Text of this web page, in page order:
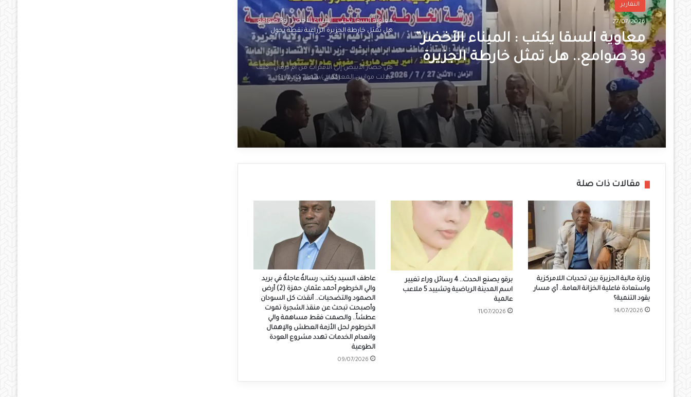
التقارير
27/07/2026
معاوية السقا يكتب : الميناء الأخضر”
و3 صوامع.. هل تمثل خارطة الجزيرة
الزراعية نقطة تحول لإعادة إعمار
الولاية؟
معاوية السقا يكتب : الميناء الأخضر” و3 صوامع..
هل تمثل خارطة الجزيرة الزراعية نقطة تحول
لإعادة إعمار الولاية؟
من حصار الأبيض إلى الاقتراب من أم درمان.. كيف
تبدلت موازين المعركة في شمال كردفان؟
مقالات ذات صلة
وزارة مالية الجزيرة بين تحديات اللامركزية
واستعادة فاعلية الخزانة العامة.. أي مسار
يقود التنمية؟
14/07/2026
برقو يصنع الحدث.. 4 رسائل وراء تغيير
اسم المدينة الرياضية وتشييد 5 ملاعب
عالمية
11/07/2026
عاطف السيد يكتب: رسالةٌ عاجلةٌ في بريد
والي الخرطوم أحمد عثمان حمزة (2) أرض
الصمود والتضحيات.. أنقذت كل السودان
وأصبحت تبحث عن منقذ الشجرة تموت
عطشاً.. والصمت فقط مساهمة والي
الخرطوم لحل الأزمة العطش والإهمال
وانعدام الخدمات تهدد مشروع العودة
الطوعية
09/07/2026